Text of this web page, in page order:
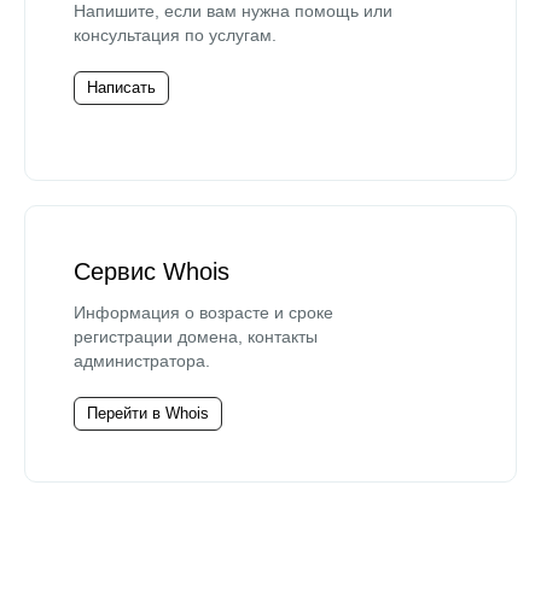
Напишите, если вам нужна помощь или
консультация по услугам.
Написать
Сервис Whois
Информация о возрасте и сроке
регистрации домена, контакты
администратора.
Перейти в Whois